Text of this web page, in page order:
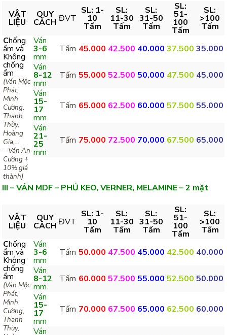
VẬT
LIỆU
QUY
CÁCH ĐVT
SL: 1-
10
Tấm
SL:
11-30
Tấm
SL:
31-50
Tấm
SL:
51-
100
Tấm
SL:
>100
Tấm
Chống
ẩm và
Không
chống
ẩm
(Ván Mộc
Phát,
Minh
Cường,
Thanh
Thùy,
Hoàng
Gia,…
– Ván An
Cường +
10% giá
thành)
Ván
3-6
mm
Tấm 45.000 42.500 40.000 37.500 35.000
Ván
8-12
mm
Tấm 55.000 52.500 50.000 47.500 45.000
Ván
15-
17
mm
Tấm 65.000 62.500 60.000 57.500 55.000
Ván
21-
25
mm
Tấm 75.000 72.500 70.000 67.500 65.000
III – VÁN MDF – PHỦ KEO, VERNER, MELAMINE – 2 mặt
VẬT
LIỆU
QUY
CÁCH ĐVT
SL: 1-
10
Tấm
SL:
11-30
Tấm
SL:
31-50
Tấm
SL:
51-
100
Tấm
SL:
>100
Tấm
Chống
ẩm và
Không
chống
ẩm
(Ván Mộc
Phát,
Minh
Cường,
Thanh
Thùy,
Ván
3-6
mm
Tấm 50.000 47.500 45.000 42.500 40.000
Ván
8-12
mm
Tấm 60.000 57.500 55.000 52.500 50.000
Ván
15-
17
mm
Tấm 70.000 67.500 65.000 62.500 60.000
Ván